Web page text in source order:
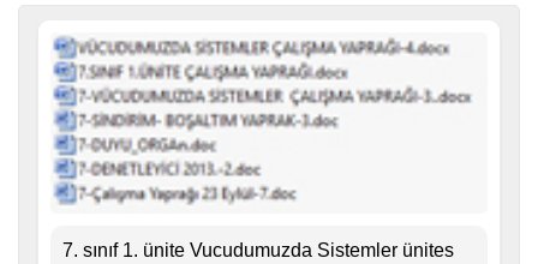
7. sınıf 1. ünite Vucudumuzda Sistemler ünites